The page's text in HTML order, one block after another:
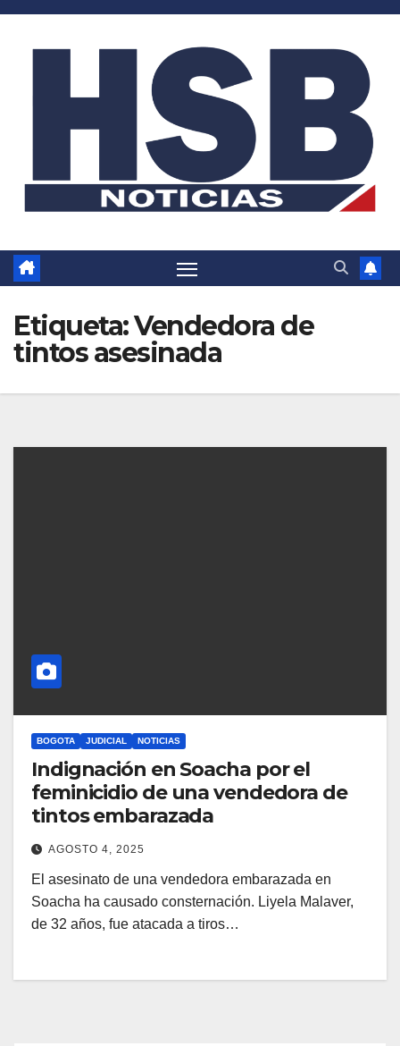
Saltar
Etiqueta:Vendedora de
tintos asesinada
BOGOTA JUDICIAL NOTICIAS
Indignación en Soacha por el
feminicidio de una vendedora de
tintos embarazada
AGOSTO 4, 2025
El asesinato de una vendedora embarazada en
Soacha ha causado consternación. Liyela Malaver,
de 32 años, fue atacada a tiros…